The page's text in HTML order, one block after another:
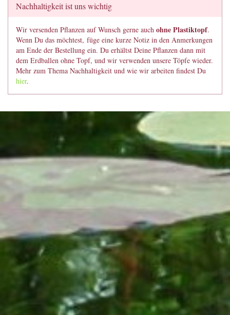
Nachhaltigkeit ist uns wichtig
Wir versenden Pflanzen auf Wunsch gerne auch ohne Plastiktopf.
Wenn Du das möchtest, füge eine kurze Notiz in den Anmerkungen
am Ende der Bestellung ein. Du erhältst Deine Pflanzen dann mit
dem Erdballen ohne Topf, und wir verwenden unsere Töpfe wieder.
Mehr zum Thema Nachhaltigkeit und wie wir arbeiten findest Du
hier.